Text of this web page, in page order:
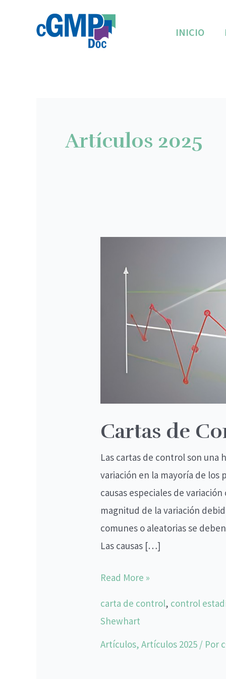
INICIO
Artículos 2025
Cartas de
Las cartas de control son una
variación en la mayoría de los
causas especiales de
magnitud de la variación
comunes o aleatorias se
Las causas […]
Control
Read More »
carta de control, control
Shewhart
Artículos, Artículos 2025/ Por